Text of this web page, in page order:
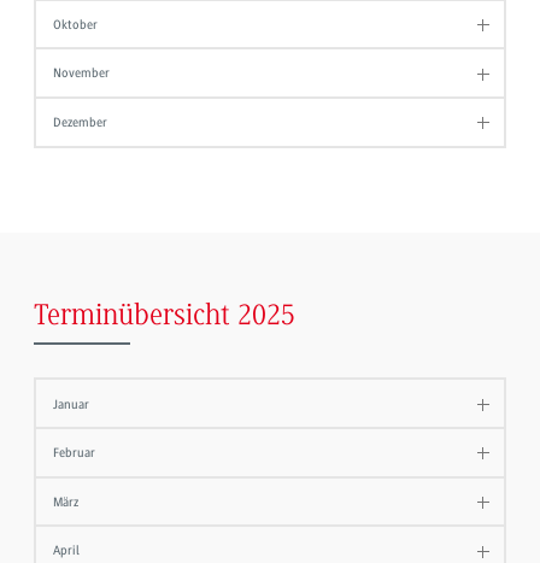
Oktober
November
Dezember
Terminübersicht 2025
Januar
Februar
März
April